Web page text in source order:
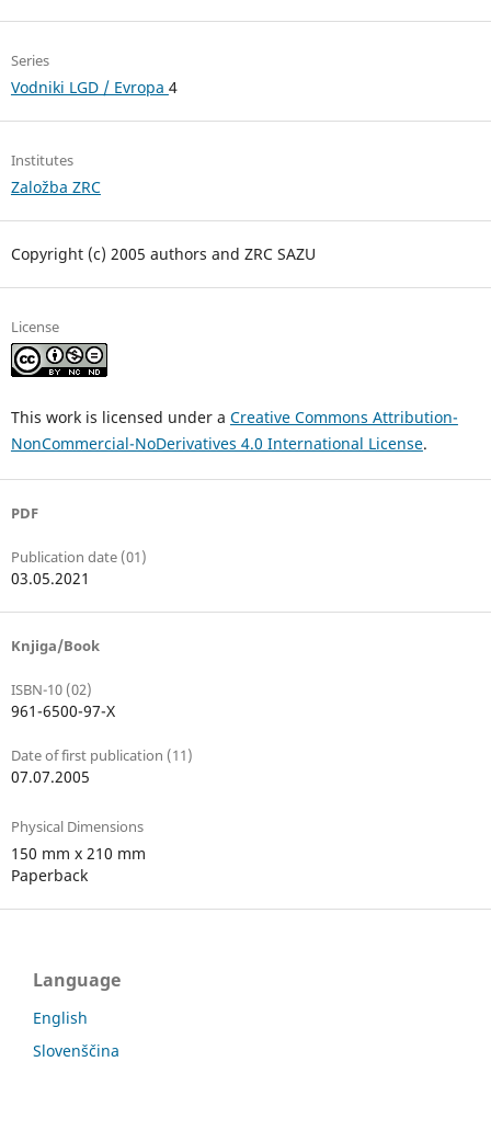
Series
Vodniki LGD / Evropa 4
Institutes
Založba ZRC
Copyright (c) 2005 authors and ZRC SAZU
License
This work is licensed under a Creative Commons Attribution-
NonCommercial-NoDerivatives 4.0 International License.
PDF
Publication date (01)
03.05.2021
Knjiga/Book
ISBN-10 (02)
961-6500-97-X
Date of first publication (11)
07.07.2005
Physical Dimensions
150 mm x 210 mm
Paperback
Language
English
Slovenščina